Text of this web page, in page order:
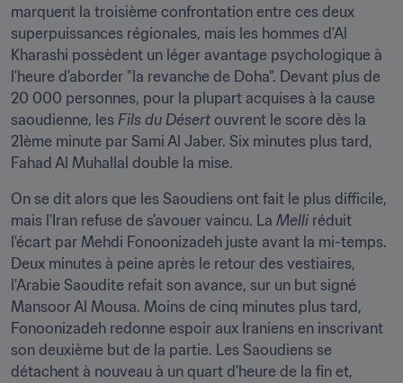
marquent la troisième confrontation entre ces deux
superpuissances régionales, mais les hommes d'Al
Kharashi possèdent un léger avantage psychologique à
l'heure d'aborder "la revanche de Doha". Devant plus de
20 000 personnes, pour la plupart acquises à la cause
saoudienne, les Fils du Désert ouvrent le score dès la
21ème minute par Sami Al Jaber. Six minutes plus tard,
Fahad Al Muhallal double la mise.
On se dit alors que les Saoudiens ont fait le plus difficile,
mais l'Iran refuse de s'avouer vaincu. La Melli réduit
l'écart par Mehdi Fonoonizadeh juste avant la mi-temps.
Deux minutes à peine après le retour des vestiaires,
l'Arabie Saoudite refait son avance, sur un but signé
Mansoor Al Mousa. Moins de cinq minutes plus tard,
Fonoonizadeh redonne espoir aux Iraniens en inscrivant
son deuxième but de la partie. Les Saoudiens se
détachent à nouveau à un quart d'heure de la fin et,